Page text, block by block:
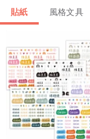
貼紙 風格文具